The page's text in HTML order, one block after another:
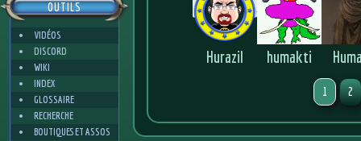
OUTILS
VIDÉOS
DISCORD
WIKI
INDEX
GLOSSAIRE
RECHERCHE
BOUTIQUES ET ASSOS
Hurazil humakti
1 2